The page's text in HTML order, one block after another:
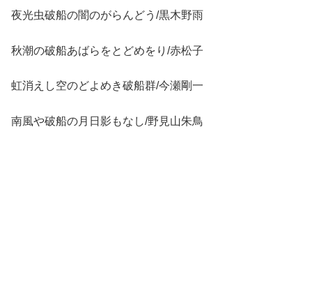
夜光虫破船の闇のがらんどう/黒木野雨
秋潮の破船あばらをとどめをり/赤松子
虹消えし空のどよめき破船群/今瀬剛一
南風や破船の月日影もなし/野見山朱鳥